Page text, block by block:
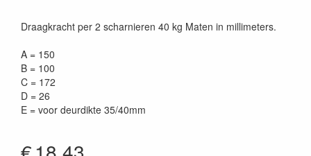
Draagkracht per 2 scharnieren 40 kg Maten in millimeters.
A = 150
B = 100
C = 172
D = 26
E = voor deurdikte 35/40mm